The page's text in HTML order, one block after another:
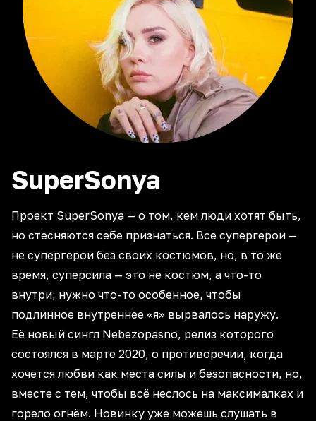
SuperSonya
Проект SuperSonya — о том, кем люди хотят быть,
но стесняются себе признаться. Все супергерои —
не супергерои без своих костюмов, но, в то же
время, суперсила — это не костюм, а что-то
внутри; нужно что-то особенное, чтобы
подлинное внутреннее «я» вырвалось наружу.
Её новый сингл Nebezopasno, релиз которого
состоялся в марте 2020, о противоречии, когда
хочется любви как места силы и безопасности, но,
вместе с тем, чтобы всё неслось на максималках и
горело огнём. Новинку уже можешь слушать в